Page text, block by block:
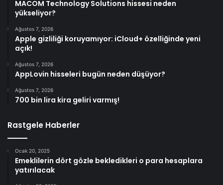
MACOM Technology Solutions hissesi neden
yükseliyor?
Ağustos 7, 2026
Apple gizliliği koruyamıyor: iCloud+ özelliğinde yeni
açık!
Ağustos 7, 2026
AppLovin hisseleri bugün neden düşüyor?
Ağustos 7, 2026
700 bin lira kira geliri varmış!
Rastgele Haberler
Ocak 20, 2025
Emeklilerin dört gözle bekledikleri o para hesaplara
yatırılacak